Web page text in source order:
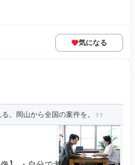
気になる
。岡山から全国の案件を。